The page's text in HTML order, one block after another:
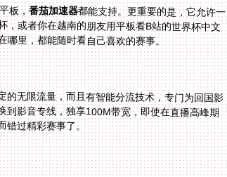
板，番茄加速器都能支持。更重要的是，它允许一
人多端同时使用——比如你在电脑上看NBA直播，家人用手机看世界杯，或者你在越南的朋友用平板看B站的世界杯中文
里，都能随时看自己喜欢的赛事。
的无限流量，而且有智能分流技术，专门为回国影
线。比如看央视频的世界杯中文解说，它会自动切换到影音专线，独享100M带宽，即使在直播高峰期
错过精彩赛事了。